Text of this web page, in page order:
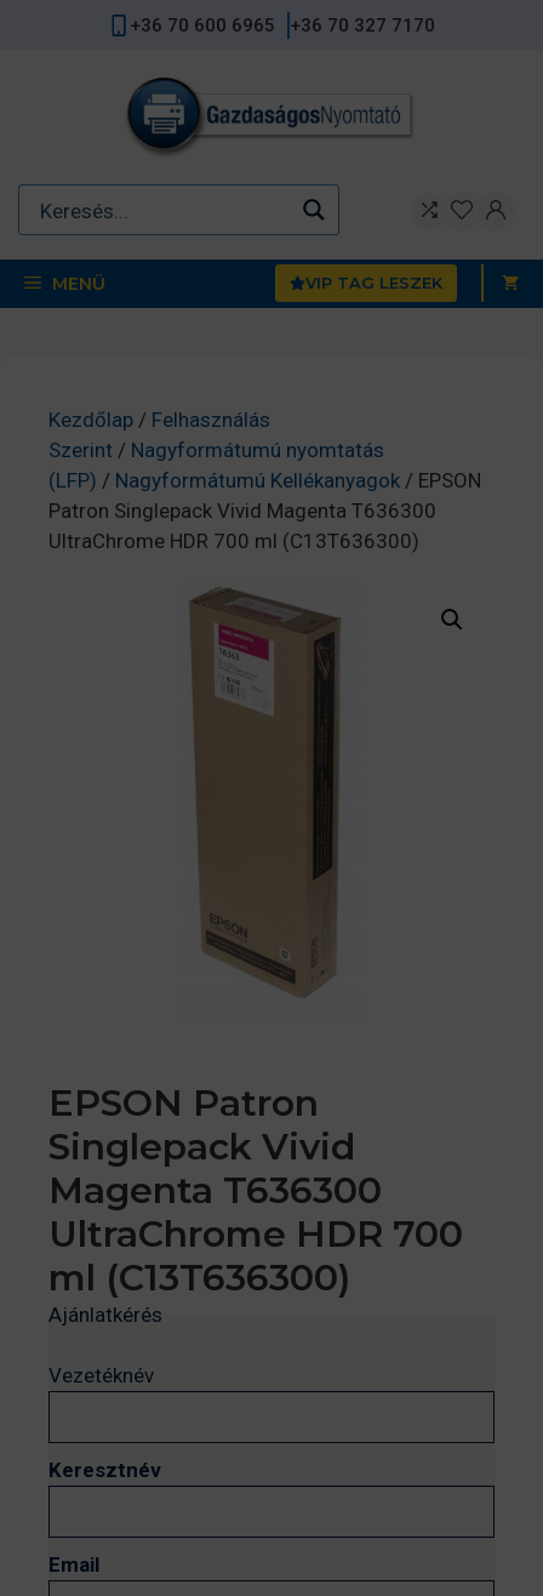
+36 70 600 6965 +36 70 327 7170
MENÜ VIP TAG LESZEK
Kezdőlap / Felhasználás
Szerint / Nagyformátumú nyomtatás
(LFP) / Nagyformátumú Kellékanyagok / EPSON
Patron Singlepack Vivid Magenta T636300
UltraChrome HDR 700 ml (C13T636300)
EPSON Patron
Singlepack Vivid
Magenta T636300
UltraChrome HDR 700
ml (C13T636300)
Ajánlatkérés
Vezetéknév
Keresztnév
Email